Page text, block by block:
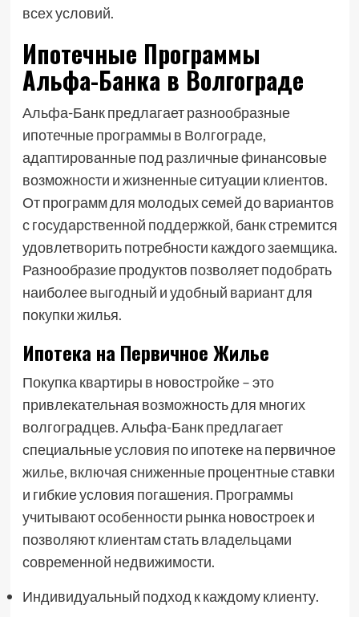
всех условий.
Ипотечные Программы
Альфа-Банка в Волгограде
Альфа-Банк предлагает разнообразные
ипотечные программы в Волгограде,
адаптированные под различные финансовые
возможности и жизненные ситуации клиентов.
От программ для молодых семей до вариантов
с государственной поддержкой, банк стремится
удовлетворить потребности каждого заемщика.
Разнообразие продуктов позволяет подобрать
наиболее выгодный и удобный вариант для
покупки жилья.
Ипотека на Первичное Жилье
Покупка квартиры в новостройке – это
привлекательная возможность для многих
волгоградцев. Альфа-Банк предлагает
специальные условия по ипотеке на первичное
жилье, включая сниженные процентные ставки
и гибкие условия погашения. Программы
учитывают особенности рынка новостроек и
позволяют клиентам стать владельцами
современной недвижимости.
Индивидуальный подход к каждому клиенту.